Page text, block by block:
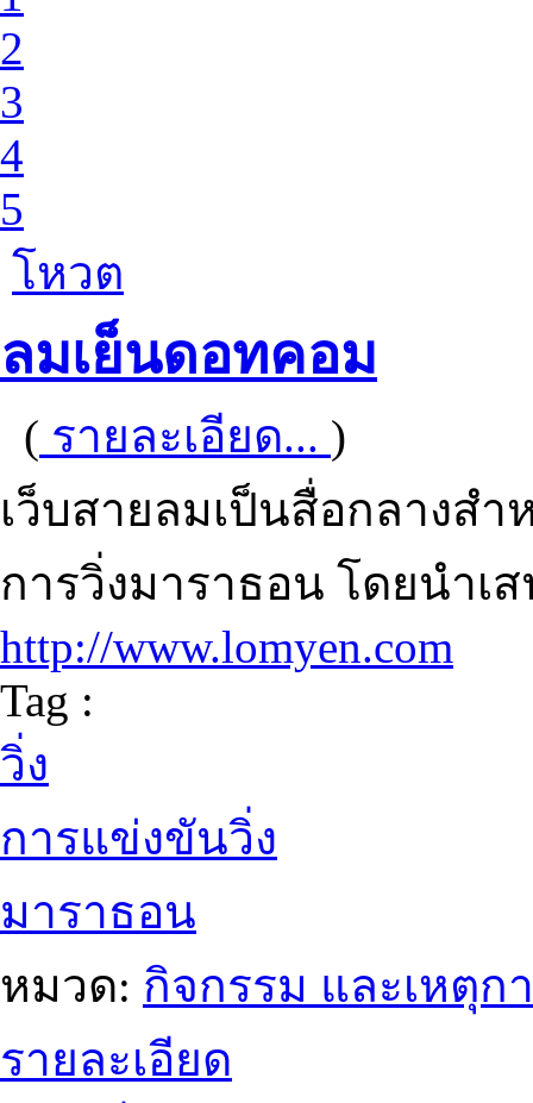
2
3
4
5
โหวต
ลมเย็นดอทคอม
( รายละเอียด... )
เว็บสายลมเป็นสื่อกลางส
การวิ่งมาราธอน โดยนำเ
http://www.lomyen.com
Tag :
วิ่ง
การแข่งขันวิ่ง
มาราธอน
หมวด: กิจกรรม และเหตุ
รายละเอียด